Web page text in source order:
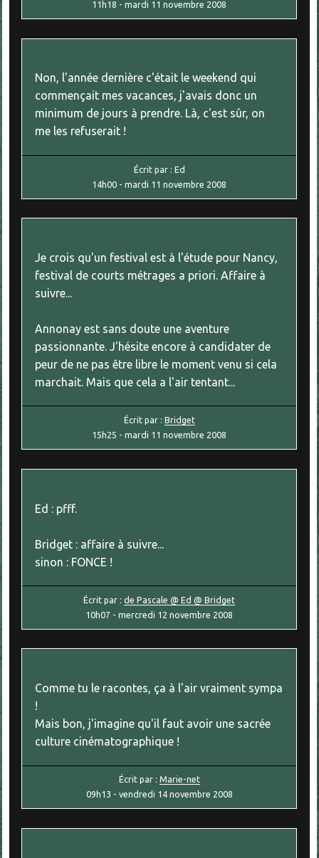
11h18 -mardi 11 novembre 2008
Non, l'année dernière c'était le weekend qui
commençait mes vacances, j'avais donc un
minimum de jours à prendre. Là, c'est sûr, on
me les refuserait !
Écrit par : Ed
14h00 -mardi 11 novembre 2008
Je crois qu'un festival est à l'étude pour Nancy,
festival de courts métrages a priori. Affaire à
suivre...
Annonay est sans doute une aventure
passionnante. J'hésite encore à candidater de
peur de ne pas être libre le moment venu si cela
marchait. Mais que cela a l'air tentant...
Écrit par : Bridget
15h25 -mardi 11 novembre 2008
Ed : pfff.
Bridget : affaire à suivre...
sinon : FONCE !
Écrit par :de Pascale @ Ed @ Bridget
10h07 -mercredi 12 novembre 2008
Comme tu le racontes, ça à l'air vraiment sympa
!
Mais bon, j'imagine qu'il faut avoir une sacrée
culture cinématographique !
Écrit par : Marie-net
09h13 - vendredi 14 novembre 2008